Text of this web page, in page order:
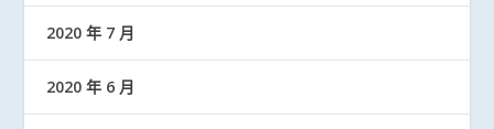
2020 年 7 月
2020 年 6 月